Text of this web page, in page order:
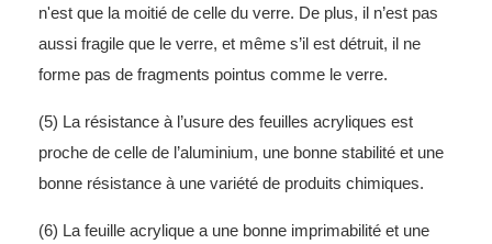
n'est que la moitié de celle du verre. De plus, il n’est pas
aussi fragile que le verre, et même s’il est détruit, il ne
forme pas de fragments pointus comme le verre.
(5) La résistance à l’usure des feuilles acryliques est
proche de celle de l’aluminium, une bonne stabilité et une
bonne résistance à une variété de produits chimiques.
(6) La feuille acrylique a une bonne imprimabilité et une